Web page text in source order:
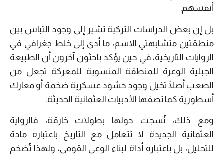
أنفسهم.
بل إن بعض الدراسات التركية تشير إلى وجود التباس بين
منطقتين متشابهتي الاسم، ما أدى إلى خلط جغرافي في
الروايات التاريخية، في حين يؤكد باحثون آخرون أن الطبيعة
الجبلية الوعرة للمنطقة المنسوبة للمعركة تجعل من
الصعب أصلًا تخيل وجود حشود عسكرية ضخمة أو معارك
أسطورية كما تصفها الأدبيات العثمانية الحديثة.
ومع ذلك، نُسجت حولها بطولات خارقة، فالرواية
العثمانية الجديدة لا تتعامل مع التاريخ باعتباره مادة
للتحليل، بل باعتباره أداة لبناء الوعي القومي، ولهذا تُضخم